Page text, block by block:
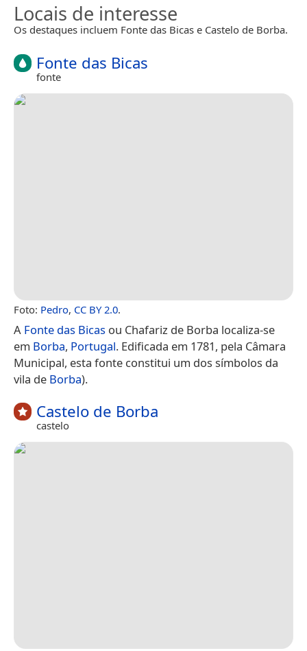
Locais de interesse
Os destaques incluem Fonte das Bicas e Castelo de Borba.
Fonte das Bicas
fonte
Foto: Pedro, CC BY 2.0.
A Fonte das Bicas ou Chafariz de Borba localiza-se
em Borba, Portugal. Edificada em 1781, pela Câmara
Municipal, esta fonte constitui um dos símbolos da
vila de Borba).
Castelo de Borba
castelo